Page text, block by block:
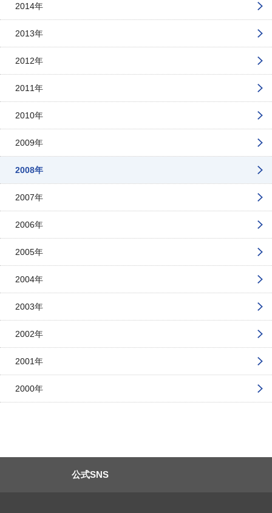
2014年
2013年
2012年
2011年
2010年
2009年
2008年
2007年
2006年
2005年
2004年
2003年
2002年
2001年
2000年
公式SNS